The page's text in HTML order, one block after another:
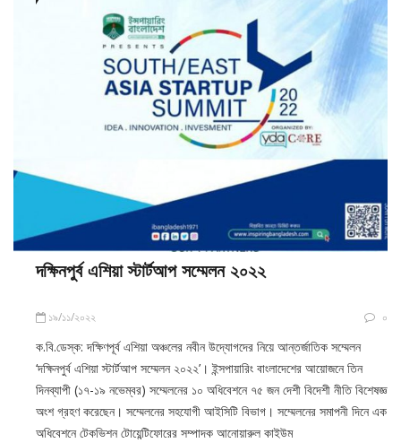
দক্ষিনপুর্ব এশিয়া স্টার্টআপ সম্মেলন ২০২২
১৯/১১/২০২২ ০
ক.বি.ডেস্ক: দক্ষিণপূর্ব এশিয়া অঞ্চলের নবীন উদ্যোগদের নিয়ে আন্তর্জাতিক সম্মেলন
‘দক্ষিনপুর্ব এশিয়া স্টার্টআপ সম্মেলন ২০২২’। ইন্সপায়ারিং বাংলাদেশের আয়োজনে তিন
দিনব্যাপী (১৭-১৯ নভেম্বর) সম্মেলনের ১০ অধিবেশনে ৭৫ জন দেশী বিদেশী নীতি বিশেষজ্ঞ
অংশ গ্রহণ করেছেন। সম্মেলনের সহযোগী আইসিটি বিভাগ। সম্মেলনের সমাপনী দিনে এক
অধিবেশনে টেকভিশন টোয়েন্টিফোরের সম্পাদক আনোয়ারুল কাইউম